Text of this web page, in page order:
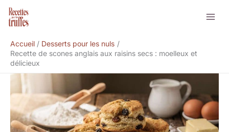
Aller
Accueil
Desserts pour les nuls
Recette de scones anglais aux raisins secs : moelleux et
délicieux
Rechercher